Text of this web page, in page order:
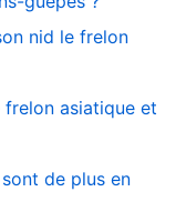
nid le frelon
asiatique et
de plus en